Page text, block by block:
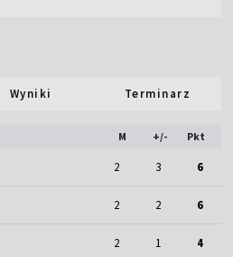
Wyniki Terminarz
M +/- Pkt
2 3 6
2 2 6
2 1 4